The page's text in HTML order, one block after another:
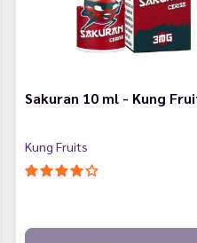
Sakuran 10 ml - Kung
Kung Fruits